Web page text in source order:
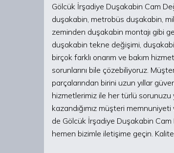
Gölcük İrşadiye Duşakabin Cam
duşakabin, metrobüs duşakabin,
zeminden duşakabin montajı gibi
duşakabin tekne değişimi,
birçok farklı onarım ve bakım
sorunlarını bile çözebiliyoruz.
parçalarından birini uzun yıllar
hizmetlerimiz ile her türlü sorunuzu
kazandığımız müşteri
de Gölcük İrşadiye Duşakabin
hemen bizimle iletişime geçin.